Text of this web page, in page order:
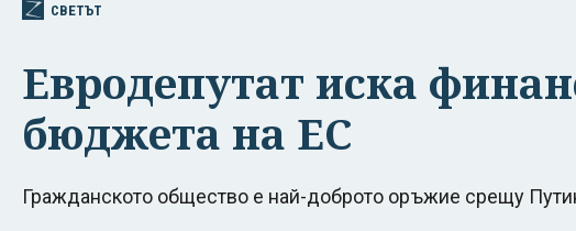
СВЕТЪТ
Евродепутат иска
бюджета на ЕС
Гражданското общество е най-доброто оръжие срещу